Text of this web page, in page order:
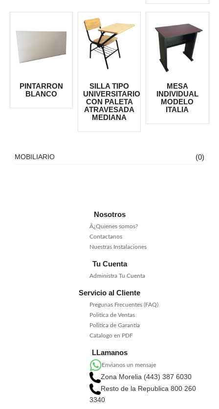
PINTARRON
BLANCO
SILLA TIPO
UNIVERSITARIO
CON PALETA
ATRAVESADA
MEDIANA
MESA
INDIVIDUAL
MODELO
ITALIA
MOBILIARIO (0)
Nosotros
Â¿Quienes somos?
Contactanos
Nuestras Instalaciones
Tu Cuenta
Administra Tu Cuenta
Servicio al Cliente
Pregunas Frecuentes (FAQ)
Politica de Ventas
Politica de Garantia
Catalogo en PDF
LLamanos
Envianos un mensaje
Zona Morelia (443) 387 6030
Resto de la Republica 800 260
3340